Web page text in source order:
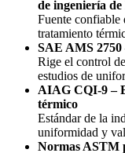
de ingeniería
Fuente confiable
tratamiento
SAE AMS
Rige el control
estudios de
AIAG CQI-9 –
térmico
Estándar de la
uniformidad y
Normas ASTM